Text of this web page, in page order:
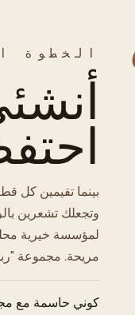
الخطوة
بينما تقيمين كل
وتجعلك تشعرين
لمؤسسة خيرية
مريحة. مجموعة
كوني حاسمة مع